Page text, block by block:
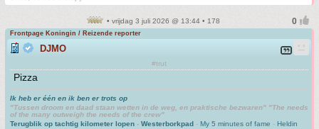
• vrijdag 3 juli 2026 @ 13:44 • 178
Frontpage Koningin / Reizende reporter
DJMO
#trut
Pizza
Ik heb er één en ik ben er trots op
"Tussen droom en daad staan wetten in de weg, en praktische bezwaren" "The needs
of the many outweigh the needs of the crew"
Terugblik op tachtig kilometer lopen - Westerborkpad - My 5 minutes of fame - Heldin